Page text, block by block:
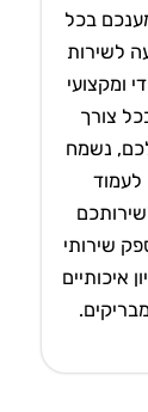
בכל
לשירות
ומקצועי
צורך
נשמח
לעמוד
שירותי
איכותיים